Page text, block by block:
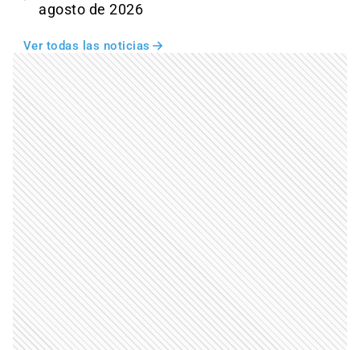
agosto de 2026
Ver todas las noticias